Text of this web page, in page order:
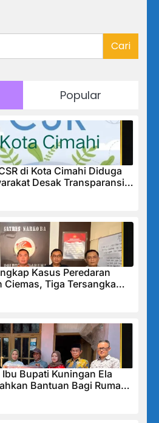
Cari
Popular
di Kota Cimahi Diduga
Desak Transparansi
Sistem
Kasus Peredaran
Ciemas, Tiga Tersangka
Bupati Kuningan Ela
Bantuan Bagi Rumah
di Desa Karangkancana